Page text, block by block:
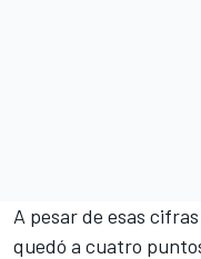
A pesar de esas
quedó a cuatro